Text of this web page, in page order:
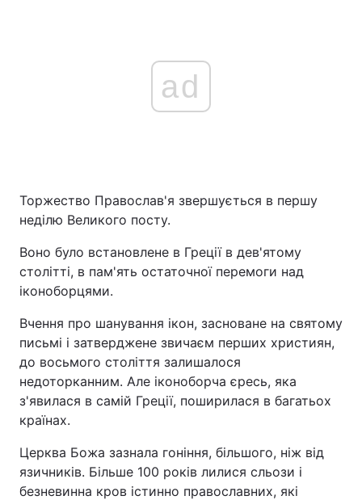
ad
Торжество Православ'я звершується в першу
неділю Великого посту.
Воно було встановлене в Греції в дев'ятому
столітті, в пам'ять остаточної перемоги над
іконоборцями.
Вчення про шанування ікон, засноване на святому
письмі і затверджене звичаєм перших християн,
до восьмого століття залишалося
недоторканним. Але іконоборча єресь, яка
з'явилася в самій Греції, поширилася в багатьох
країнах.
Церква Божа зазнала гоніння, більшого, ніж від
язичників. Більше 100 років лилися сльози і
безневинна кров істинно православних, які